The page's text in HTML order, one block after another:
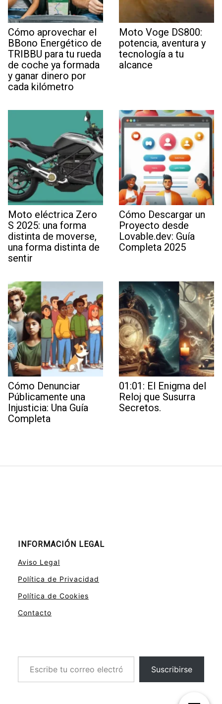
Cómo aprovechar el
BBono Energético de
TRIBBU para tu rueda
de coche ya formada
y ganar dinero por
cada kilómetro
Moto Voge DS800:
potencia, aventura y
tecnología a tu
alcance
Moto eléctrica Zero
S 2025: una forma
distinta de moverse,
una forma distinta de
sentir
Cómo Descargar un
Proyecto desde
Lovable.dev: Guía
Completa 2025
Cómo Denunciar
Públicamente una
Injusticia: Una Guía
Completa
01:01: El Enigma del
Reloj que Susurra
Secretos.
INFORMACIÓN LEGAL
Aviso Legal
Política de Privacidad
Política de Cookies
Contacto
Escribe tu correo electrónico…
Suscribirse